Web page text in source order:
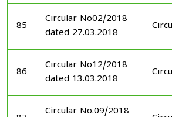
85
Circular No02/2018
dated 27.03.2018
86
Circular No12/2018
dated 13.03.2018
Circular No.09/2018